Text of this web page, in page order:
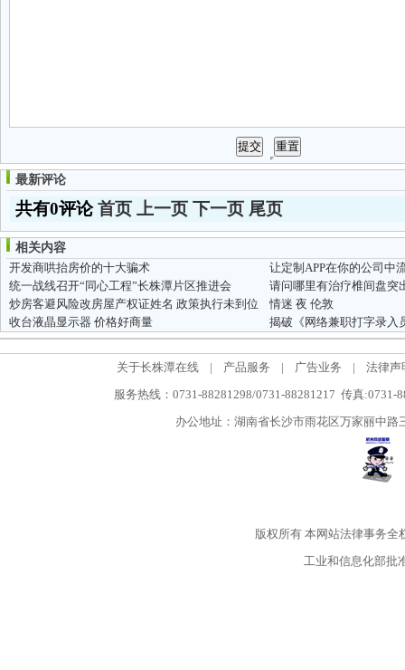
最新评论
共有0评论首页 上一页 下一页 尾页
相关内容
开发商哄抬房价的十大骗术
让定制APP在你的公司中
统一战线召开“同心工程”长株潭片区推进会
请问哪里有治疗椎间盘突
炒房客避风险改房屋产权证姓名 政策执行未到位
情迷 夜 伦敦
收台液晶显示器 价格好商量
揭破《网络兼职打字录入
关于长株潭在线 | 产品服务 | 广告业务 |
法律声
服务热线：0731-88281298/0731-88281217 传真:0731-
办公地址：湖南省长沙市雨花区万家丽中
版权所有本网站法律事务全
工业和信息化部批